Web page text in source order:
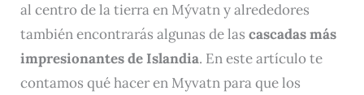
al centro de la tierra en Mývatn y alrededores
también encontrarás algunas de las cascadas más
impresionantes de Islandia. En este artículo te
contamos qué hacer en Myvatn para que los